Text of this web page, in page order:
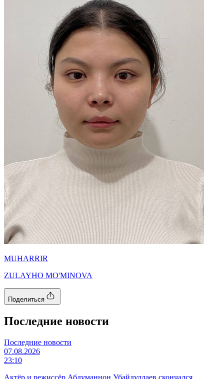
MUHARRIR
ZULAYHO MO'MINOVA
Поделиться
Последние новости
Последние новости
07.08.2026
23:10
Актёр и режиссёр Абдуманнон Убайдуллаев скончался.